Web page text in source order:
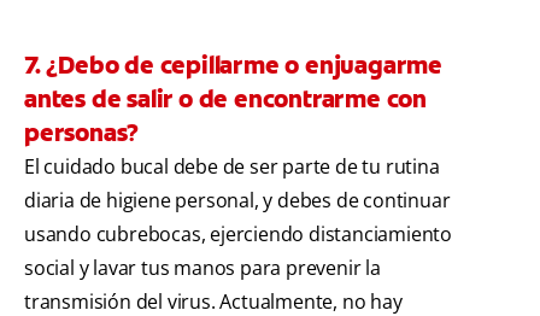
7. ¿Debo de cepillarme o enjuagarme
antes de salir o de encontrarme con
personas?
El cuidado bucal debe de ser parte de tu rutina
diaria de higiene personal, y debes de continuar
usando cubrebocas, ejerciendo distanciamiento
social y lavar tus manos para prevenir la
transmisión del virus. Actualmente, no hay